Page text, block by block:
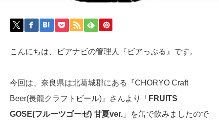
こんにちは、ビアナビの管理人『ビアっぷる』です。
今回は、奈良県は北葛城郡にある『CHORYO Craft
Beer(長龍クラフトビール)』さんより「 FRUITS
GOSE(フルーツゴーゼ) 甘夏ver. 」を缶で飲みましたので